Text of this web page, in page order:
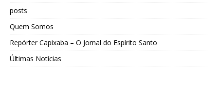
posts
Quem Somos
Repórter Capixaba – O Jornal do Espírito Santo
Últimas Notícias